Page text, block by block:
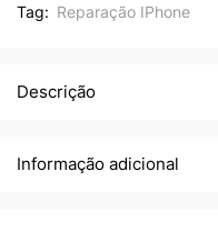
Tag: Reparação IPhone
Descrição
Informação adicional